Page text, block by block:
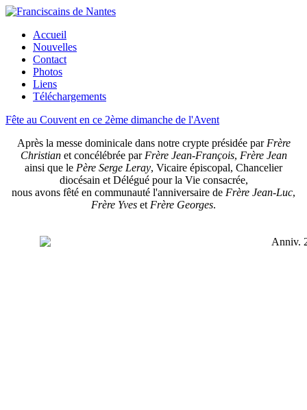
Accueil
Nouvelles
Contact
Photos
Liens
Téléchargements
Fête au Couvent en ce 2ème dimanche de l'Avent
Après la messe dominicale dans notre crypte présidée par Frère
Christianet concélébrée par Frère Jean-François, Frère Jean
ainsi que le Père Serge Leray, Vicaire épiscopal, Chancelier
diocésain et Délégué pour la Vie consacrée,
nous avons fêté en communauté l'anniversaire de Frère Jean-Luc,
Frère Yves et Frère Georges.